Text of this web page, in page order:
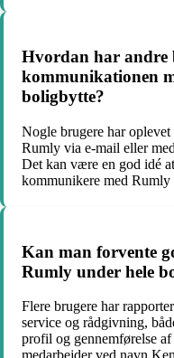
Hvordan har andre
kommunikationen
boligbytte?
Nogle brugere har
Rumly via e-mail eller
Det kan være en god idé
kommunikere med
Kan man forvente
Rumly under hele
Flere brugere har
service og rådgivning,
profil og gennemførelse